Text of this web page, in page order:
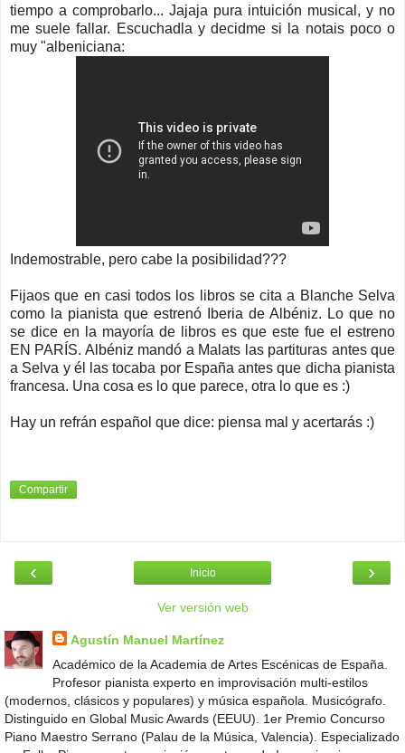
tiempo a comprobarlo... Jajaja pura intuición musical, y no
me suele fallar. Escuchadla y decidme si la notais poco o
muy "albeniciana:
Indemostrable, pero cabe la posibilidad???
Fijaos que en casi todos los libros se cita a Blanche Selva
como la pianista que estrenó Iberia de Albéniz. Lo que no
se dice en la mayoría de libros es que este fue el estreno
EN PARÍS. Albéniz mandó a Malats las partituras antes que
a Selva y él las tocaba por España antes que dicha pianista
francesa. Una cosa es lo que parece, otra lo que es :)
Hay un refrán español que dice: piensa mal y acertarás :)
Compartir
‹ ›
Inicio
Ver versión web
Agustín Manuel Martínez
Académico de la Academia de Artes Escénicas de España.
Profesor pianista experto en improvisación multi-estilos
(modernos, clásicos y populares) y música española. Musicógrafo.
Distinguido en Global Music Awards (EEUU). 1er Premio Concurso
Piano Maestro Serrano (Palau de la Música, Valencia). Especializado